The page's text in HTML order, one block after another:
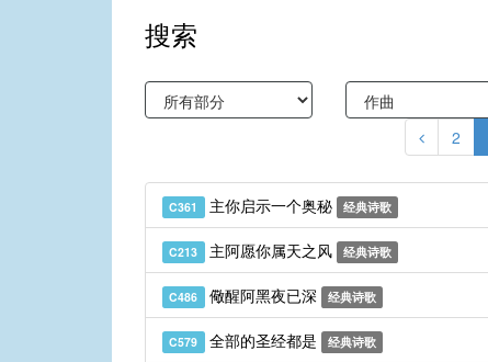
搜索
2
C361 主你启示一个奥秘 经典诗歌
C213 主阿愿你属天之风 经典诗歌
C486 儆醒阿黑夜已深 经典诗歌
C579 全部的圣经都是 经典诗歌